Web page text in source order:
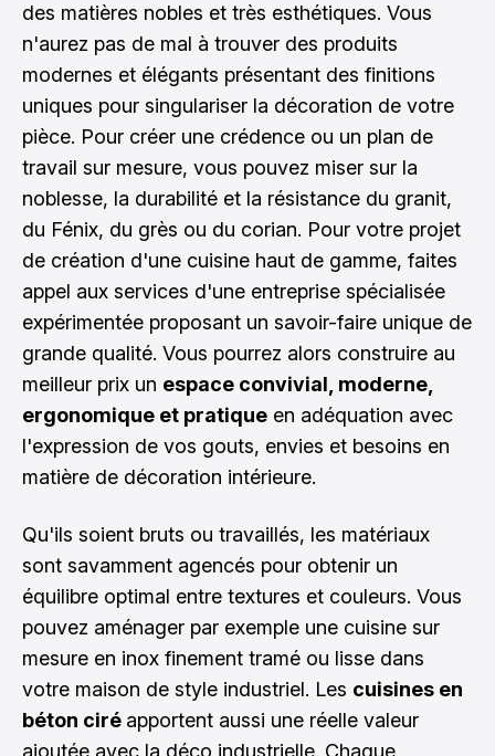
des matières nobles et très esthétiques. Vous
n'aurez pas de mal à trouver des produits
modernes et élégants présentant des finitions
uniques pour singulariser la décoration de votre
pièce. Pour créer une crédence ou un plan de
travail sur mesure, vous pouvez miser sur la
noblesse, la durabilité et la résistance du granit,
du Fénix, du grès ou du corian. Pour votre projet
de création d'une cuisine haut de gamme, faites
appel aux services d'une entreprise spécialisée
expérimentée proposant un savoir-faire unique de
grande qualité. Vous pourrez alors construire au
meilleur prix un espace convivial, moderne,
ergonomique et pratique en adéquation avec
l'expression de vos gouts, envies et besoins en
matière de décoration intérieure.
Qu'ils soient bruts ou travaillés, les matériaux
sont savamment agencés pour obtenir un
équilibre optimal entre textures et couleurs. Vous
pouvez aménager par exemple une cuisine sur
mesure en inox finement tramé ou lisse dans
votre maison de style industriel. Les cuisines en
béton ciré apportent aussi une réelle valeur
ajoutée avec la déco industrielle. Chaque